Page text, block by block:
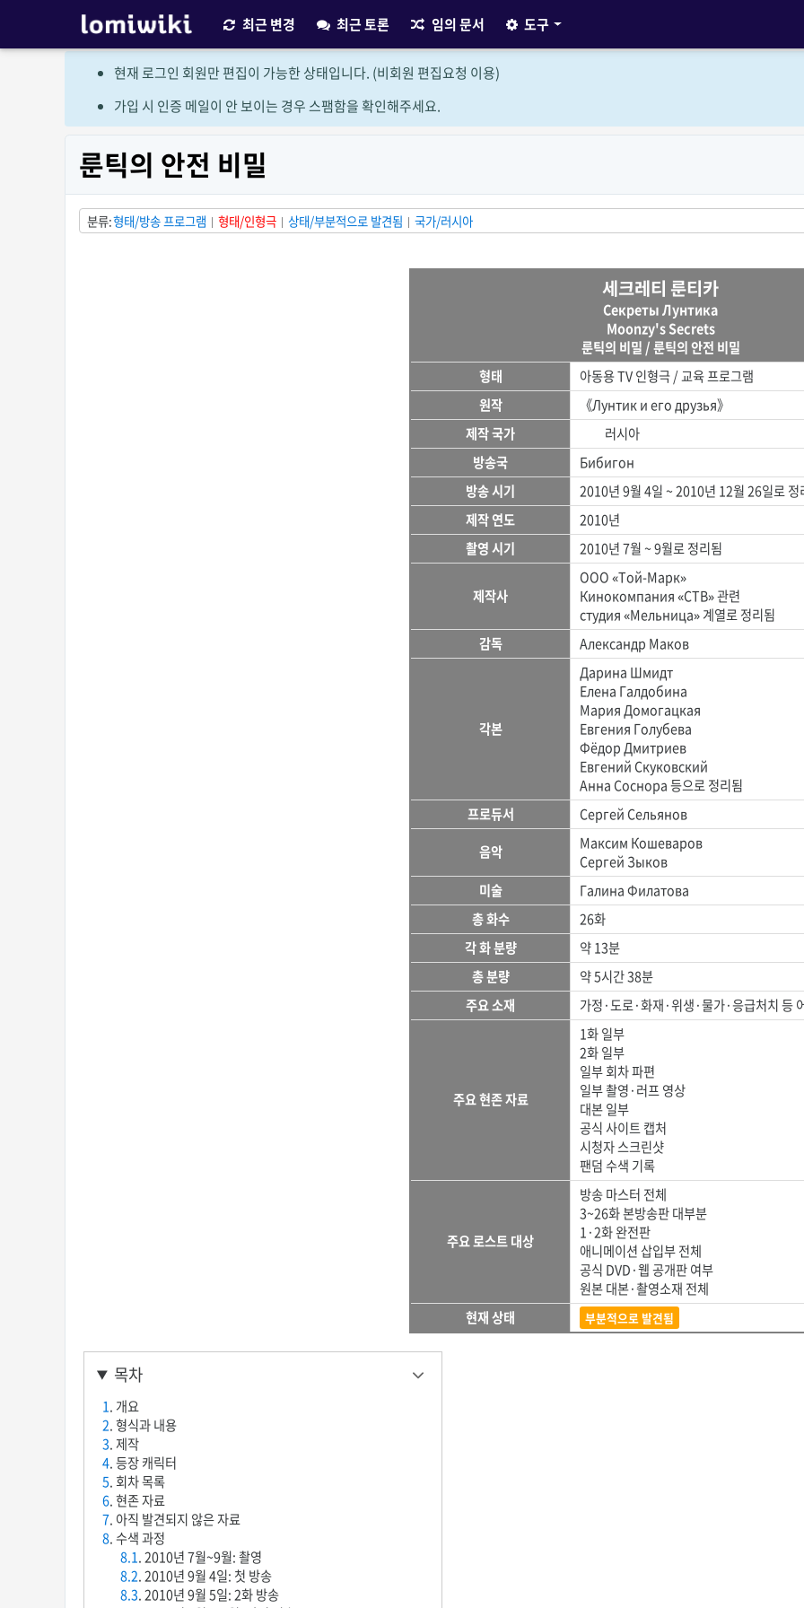
최근 변경 최근 토론 임의 문서 도구
현재 로그인 회원만 편집이 가능한 상태입니다. (비회원 편집요청 이용)
가입 시 인증 메일이 안 보이는 경우 스팸함을 확인해주세요.
룬틱의 안전 비밀
분류 형태/방송 프로그램 형태/인형극 상태/부분적으로 발견됨 국가/러시아
세크레티 룬티카
Секреты Лунтика
Moonzy's Secrets
룬틱의 비밀 / 룬틱의 안전 비밀
형태
아동용 TV 인형극 / 교육 프로그램
원작
《Лунтик и его друзья》
제작 국가
러시아
방송국
Бибигон
방송 시기
2010년 9월 4일 ~ 2010년 12월 26일로 정
제작 연도
2010년
촬영 시기
2010년 7월 ~ 9월로 정리됨
제작사
ООО «Той-Марк»
Кинокомпания «СТВ» 관련
студия «Мельница» 계열로 정리됨
감독
Александр Маков
각본
Дарина Шмидт
Елена Галдобина
Мария Домогацкая
Евгения Голубева
Фёдор Дмитриев
Евгений Скуковский
Анна Соснора 등으로 정리됨
프로듀서
Сергей Сельянов
음악
Максим Кошеваров
Сергей Зыков
미술
Галина Филатова
총 화수
26화
각 화 분량
약 13분
총 분량
약 5시간 38분
주요 소재
가정·도로·화재·위생·물가·응급처치 등
주요 현존 자료
1화 일부
2화 일부
일부 회차 파편
일부 촬영·러프 영상
대본 일부
공식 사이트 캡처
시청자 스크린샷
팬덤 수색 기록
주요 로스트 대상
방송 마스터 전체
3~26화 본방송판 대부분
1·2화 완전판
애니메이션 삽입부 전체
공식 DVD·웹 공개판 여부
원본 대본·촬영소재 전체
현재 상태
부분적으로 발견됨
목차
1. 개요
2. 형식과 내용
3. 제작
4. 등장 캐릭터
5. 회차 목록
6. 현존 자료
7. 아직 발견되지 않은 자료
8. 수색 과정
8.1. 2010년 7월~9월: 촬영
8.2. 2010년 9월 4일: 첫 방송
8.3. 2010년 9월 5일: 2화 방송